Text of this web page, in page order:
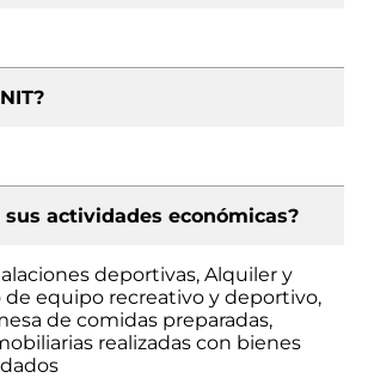
sus actividades económicas?
deportivas, Alquiler y
equipo recreativo y deportivo,
de comidas preparadas,
realizadas con bienes